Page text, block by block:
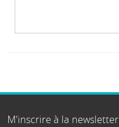
M'inscrire à la newsletter